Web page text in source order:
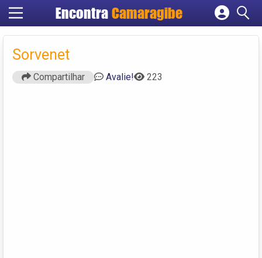
Encontra Camaragibe
Cadastrar empresa
Sorvenet
Compartilhar Avalie! 223